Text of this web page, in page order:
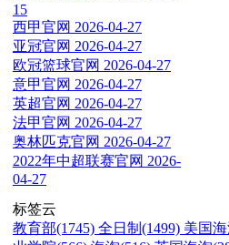
15
西甲官网 2026-04-27
亚冠官网 2026-04-27
欧冠篮球官网 2026-04-27
意甲官网 2026-04-27
英超官网 2026-04-27
法甲官网 2026-04-27
奥林匹克官网 2026-04-27
2022年中超联赛官网 2026-
04-27
标签云
教育部(1745) 全日制(1499) 美国